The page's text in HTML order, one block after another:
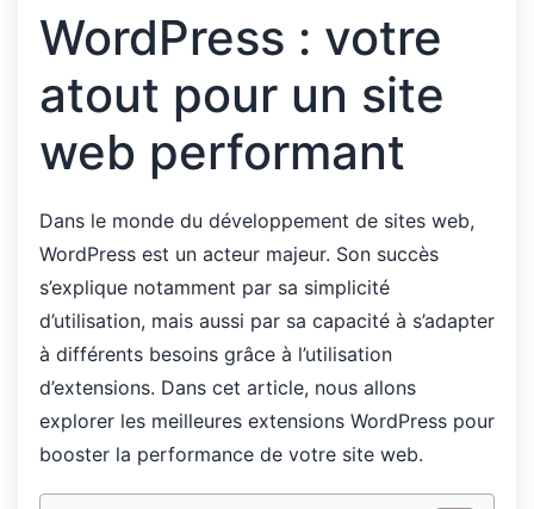
WordPress : votre
atout pour un site
web performant
Dans le monde du développement de sites web,
WordPress est un acteur majeur. Son succès
s’explique notamment par sa simplicité
d’utilisation, mais aussi par sa capacité à s’adapter
à différents besoins grâce à l’utilisation
d’extensions. Dans cet article, nous allons
explorer les meilleures extensions WordPress pour
booster la performance de votre site web.